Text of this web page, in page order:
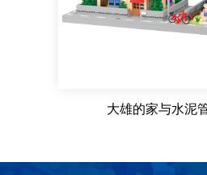
大雄的家与水泥